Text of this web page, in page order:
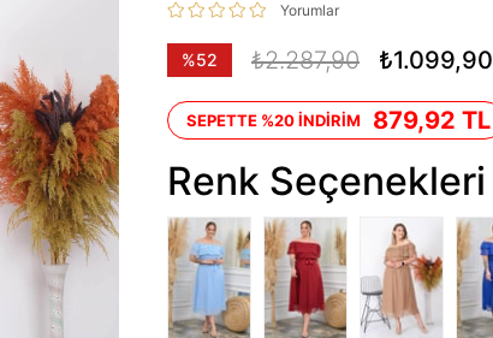
Yorumlar
%52
₺2.287,90 ₺1.099,90
SEPETTE %20 İNDİRİM 879,92 TL
Renk Seçenekleri